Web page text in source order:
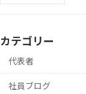
カテゴリー
代表者
社員ブログ